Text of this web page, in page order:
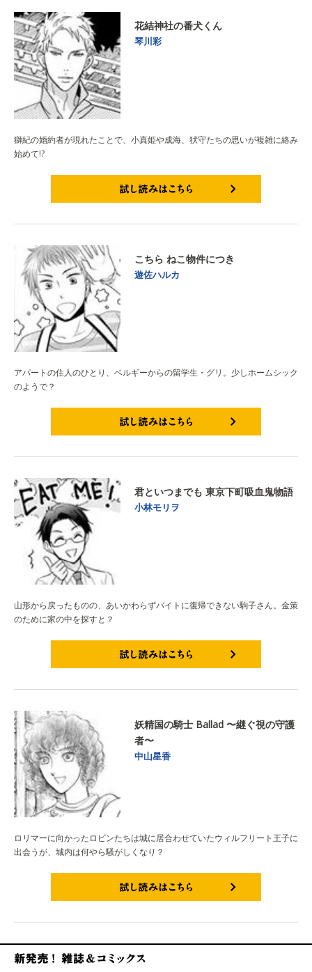
花結神社の番犬くん
琴川彩
獅紀の婚約者が現れたことで、小真姫や成海、犾守たちの思いが複雑に絡み
始めて!?
こちら ねこ物件につき
遊佐ハルカ
アパートの住人のひとり、ベルギーからの留学生・グリ。少しホームシック
のようで？
君といつまでも 東京下町吸血鬼物語
小林モリヲ
山形から戻ったものの、あいかわらずバイトに復帰できない駒子さん。金策
のために家の中を探すと？
妖精国の騎士 Ballad 〜継ぐ視の守護
者〜
中山星香
ロリマーに向かったロビンたちは城に居合わせていたウィルフリート王子に
出会うが、城内は何やら騒がしくなり？